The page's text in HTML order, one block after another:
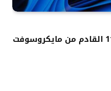
يستهدف تحديث ويندوز 11 القادم من مايكروسوفت